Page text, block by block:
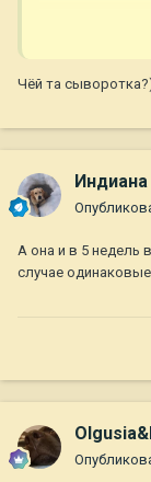
Чёй та
Индиана
А она и в 5 недель
случае одинаковые